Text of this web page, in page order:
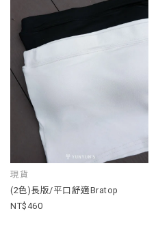
現貨
(2色)長版/平口舒適Bratop
460